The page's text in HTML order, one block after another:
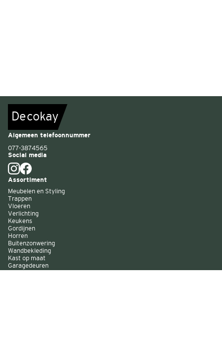
Decokay
Algemeen telefoonnummer
077-3874565
Social media
Assortiment
Meubelen en Styling
Trappen
Vloeren
Verlichting
Keukens
Gordijnen
Horren
Buitenzonwering
Wandbekleding
Kast op maat
Garagedeuren
Binnenverf